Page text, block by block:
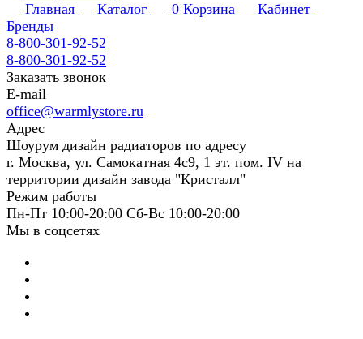
Главная
Каталог 0 Корзина
Кабинет
Бренды
8-800-301-92-52
8-800-301-92-52
Заказать звонок
E-mail
office@warmlystore.ru
Адрес
Шоурум дизайн радиаторов по адресу
г. Москва, ул. Самокатная 4с9, 1 эт. пом. IV на
территории дизайн завода "Кристалл"
Режим работы
Пн-Пт 10:00-20:00 Сб-Вс 10:00-20:00
Мы в соцсетях